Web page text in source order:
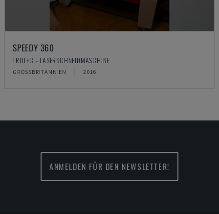
SPEEDY 360
TROTEC - LASERSCHNEIDMASCHINE
GROSSBRITANNIEN 2016
ANMELDEN FÜR DEN NEWSLETTER!